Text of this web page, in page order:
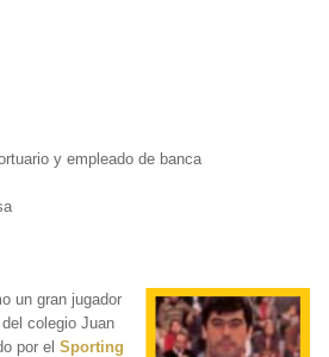
y empleado de banca
un gran jugador
colegio Juan
por el Sporting